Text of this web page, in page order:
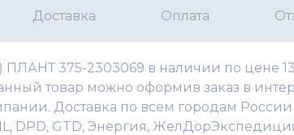
Доставка Оплата
ПЛАНТ 375-2303069 в наличии по цене
товар можно оформив заказ в
Доставка по всем городам
DPD, GTD, Энергия,